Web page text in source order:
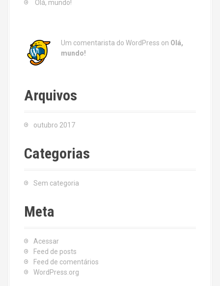
Olá, mundo!
Um comentarista do WordPress on Olá,
mundo!
Arquivos
outubro 2017
Categorias
Sem categoria
Meta
Acessar
Feed de posts
Feed de comentários
WordPress.org